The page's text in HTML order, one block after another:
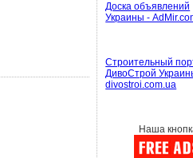
Доска объявлений
Украины -
Строительный
ДивоСтрой
divostroi.com.ua
Наша